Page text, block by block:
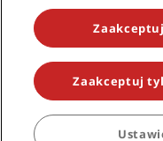
NIE PRZEGAP
© 2026 Radisson Hotel
Radisson Hotel Group,
Collection, Radisson
Suites, Prize by Radisson,
Zaakceptuj